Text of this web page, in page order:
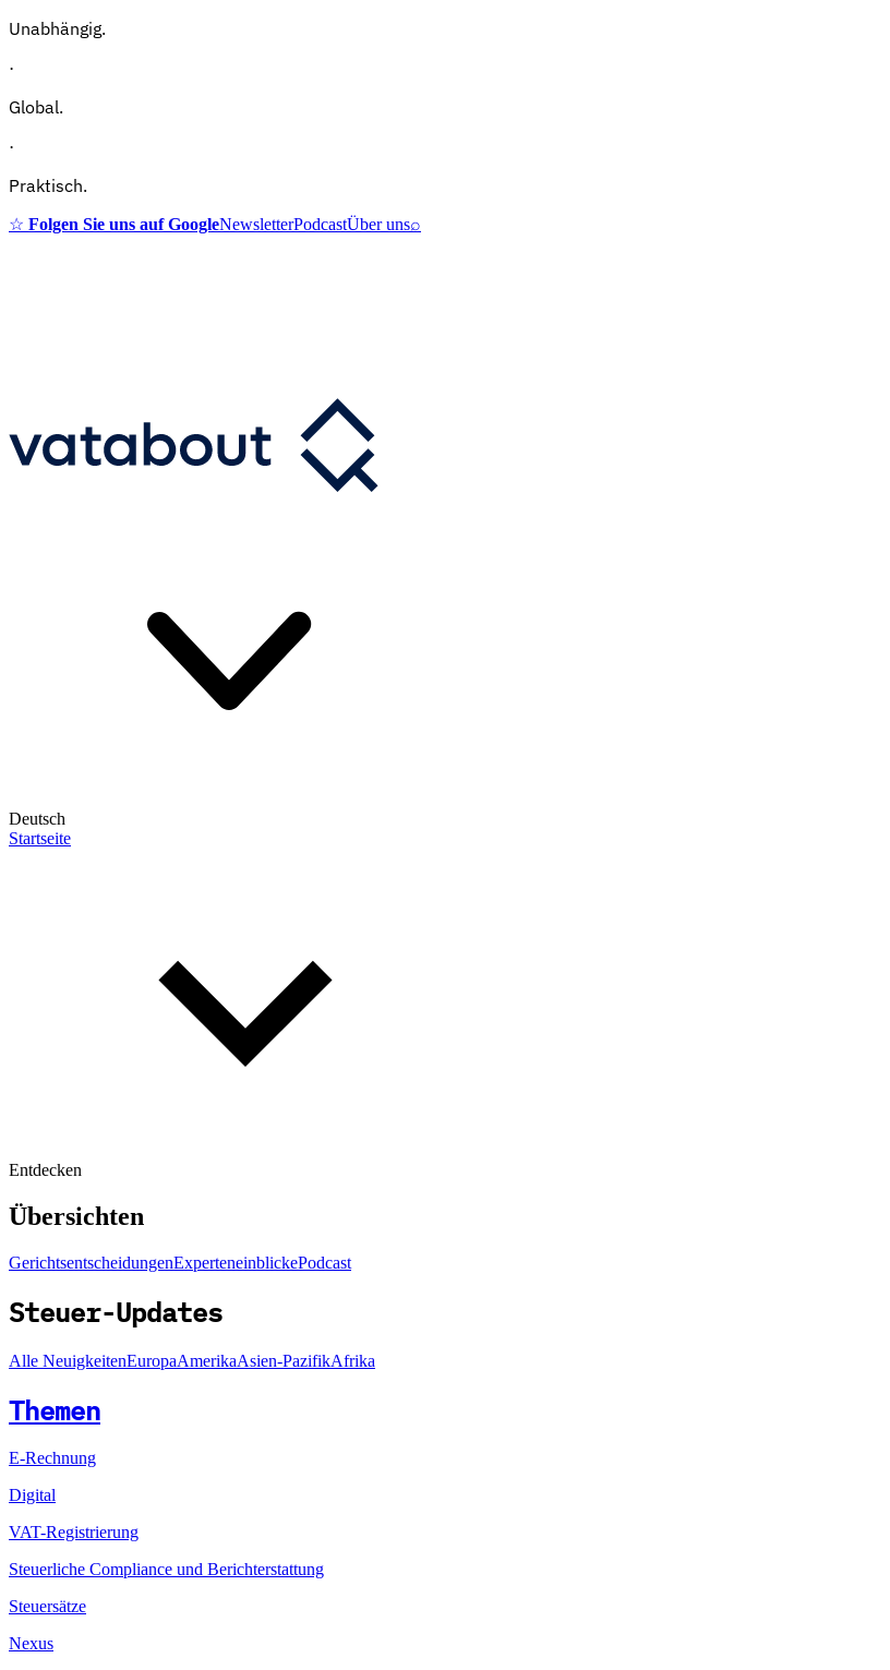
Unabhängig.
·
Global.
·
Praktisch.
☆ Folgen Sie uns auf GoogleNewsletterPodcastÜber uns⌕
Deutsch
Startseite
Entdecken
Übersichten
GerichtsentscheidungenExperteneinblickePodcast
Steuer-Updates
Alle NeuigkeitenEuropaAmerikaAsien-PazifikAfrika
Themen
E-Rechnung
Digital
VAT-Registrierung
Steuerliche Compliance und Berichterstattung
Steuersätze
Nexus